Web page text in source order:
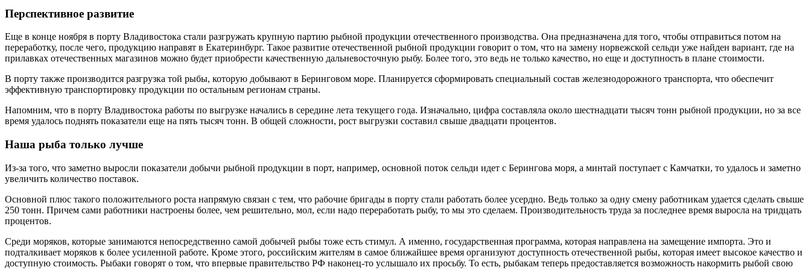
Перспективное развитие
Еще в конце ноября в порту Владивостока стали разгружать крупную партию рыбной продукции отечественного производства. Она предназначена для того, чтобы отправиться потом на
переработку, после чего, продукцию направят в Екатеринбург. Такое развитие отечественной рыбной продукции говорит о том, что на замену норвежской сельди уже найден вариант, где на
прилавках отечественных магазинов можно будет приобрести качественную дальневосточную рыбу. Более того, это ведь не только качество, но еще и доступность в плане стоимости.
В порту также производится разгрузка той рыбы, которую добывают в Беринговом море. Планируется сформировать специальный состав железнодорожного транспорта, что обеспечит
эффективную транспортировку продукции по остальным регионам страны.
Напомним, что в порту Владивостока работы по выгрузке начались в середине лета текущего года. Изначально, цифра составляла около шестнадцати тысяч тонн рыбной продукции, но за все
время удалось поднять показатели еще на пять тысяч тонн. В общей сложности, рост выгрузки составил свыше двадцати процентов.
Наша рыба только лучше
Из-за того, что заметно выросли показатели добычи рыбной продукции в порт, например, основной поток сельди идет с Берингова моря, а минтай поступает с Камчатки, то удалось и заметно
увеличить количество поставок.
Основной плюс такого положительного роста напрямую связан с тем, что рабочие бригады в порту стали работать более усердно. Ведь только за одну смену работникам удается сделать свыше
250 тонн. Причем сами работники настроены более, чем решительно, мол, если надо переработать рыбу, то мы это сделаем. Производительность труда за последнее время выросла на тридцать
процентов.
Среди моряков, которые занимаются непосредственно самой добычей рыбы тоже есть стимул. А именно, государственная программа, которая направлена на замещение импорта. Это и
подталкивает моряков к более усиленной работе. Кроме этого, российским жителям в самое ближайшее время организуют доступность отечественной рыбы, которая имеет высокое качество и
доступную стоимость. Рыбаки говорят о том, что впервые правительство РФ наконец-то услышало их просьбу. То есть, рыбакам теперь предоставляется возможность накормить рыбой свою